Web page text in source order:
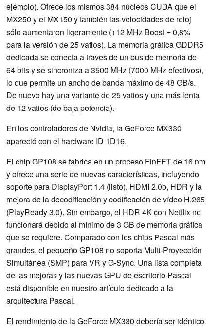
ejemplo). Ofrece los mismos 384 núcleos CUDA que el
MX250 y el MX150 y también las velocidades de reloj
sólo aumentaron ligeramente (+12 MHz Boost = 0,8%
para la versión de 25 vatios). La memoria gráfica GDDR5
dedicada se conecta a través de un bus de memoria de
64 bits y se sincroniza a 3500 MHz (7000 MHz efectivos),
lo que permite un ancho de banda máximo de 48 GB/s.
De nuevo hay una variante de 25 vatios y una más lenta
de 12 vatios (de baja potencia).
En los controladores de Nvidia, la GeForce MX330
apareció con el hardware ID 1D16.
El chip GP108 se fabrica en un proceso FinFET de 16 nm
y ofrece una serie de nuevas características, incluyendo
soporte para DisplayPort 1.4 (listo), HDMI 2.0b, HDR y la
mejora de la decodificación y codificación de vídeo H.265
(PlayReady 3.0). Sin embargo, el HDR 4K con Netflix no
funcionará debido al mínimo de 3 GB de memoria gráfica
que se requiere. Comparado con los chips Pascal más
grandes, el pequeño GP108 no soporta Multi-Proyección
Simultánea (SMP) para VR y G-Sync. Una lista completa
de las mejoras y las nuevas GPU de escritorio Pascal
está disponible en nuestro artículo dedicado a la
arquitectura Pascal.
El rendimiento de la GeForce MX330 debería ser idéntico